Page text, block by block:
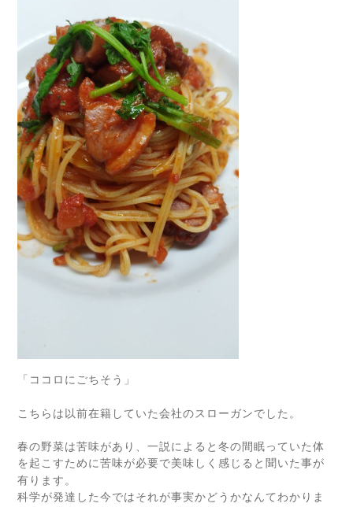
「ココロにごちそう」
こちらは以前在籍していた会社のスローガンでした。
春の野菜は苦味があり、一説によると冬の間眠っていた体
を起こすために苦味が必要で美味しく感じると聞いた事が
有ります。
科学が発達した今ではそれが事実かどうかなんてわかりま